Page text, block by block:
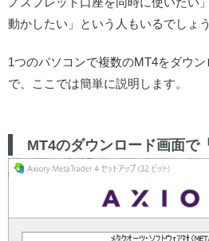
動かしたい」という人もいるでしょう
1つのパソコンで複数のMT4をダウ
で、ここでは簡単に説明します。
MT4のダウンロード画面で